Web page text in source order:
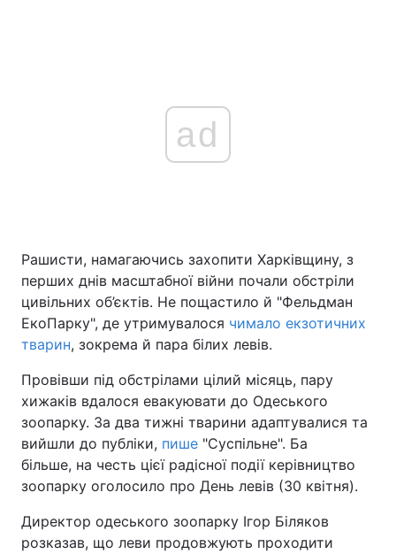
Головна Війна
Україна Політика
Економіка Світ
Спорт Наука
Техно і зв'язок Лайт
Зброя Інциденти
Здоров'я
Цікавинки Погода
ad
Рашисти, намагаючись захопити Харківщину, з
перших днів масштабної війни почали обстріли
цивільних об’єктів. Не пощастило й "Фельдман
ЕкоПарку", де утримувалося чимало екзотичних
тварин, зокрема й пара білих левів.
Провівши під обстрілами цілий місяць, пару
хижаків вдалося евакуювати до Одеського
зоопарку. За два тижні тварини адаптувалися та
вийшли до публіки, пише "Суспільне". Ба
більше, на честь цієї радісної події керівництво
зоопарку оголосило про День левів (30 квітня).
Директор одеського зоопарку Ігор Біляков
розказав, що леви продовжують проходити